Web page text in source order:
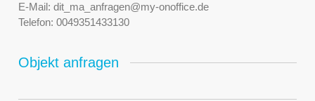
E-Mail: dit_ma_anfragen@my-onoffice.de
Telefon: 0049351433130
Objekt anfragen